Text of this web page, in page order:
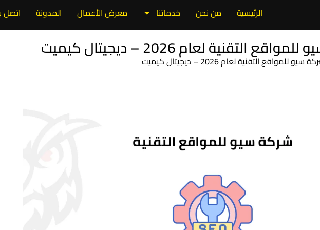
الرئيسية من نحن خدماتنا معرض الأعمال المدونة اتصل
لعام 2026 – ديجيتال كيميت
للمواقع التقنية لعام 2026 – ديجيتال كيميت